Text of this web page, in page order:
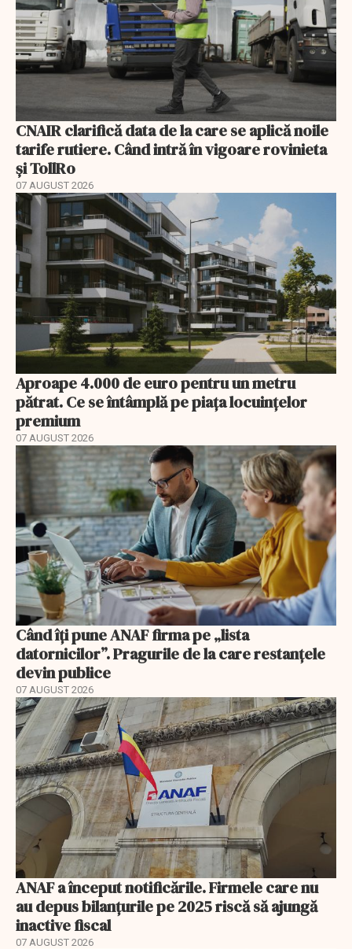
CNAIR clarifică data de la care se aplică noile
tarife rutiere. Când intră în vigoare rovinieta
și TollRo
07 AUGUST 2026
Aproape 4.000 de euro pentru un metru
pătrat. Ce se întâmplă pe piața locuințelor
premium
07 AUGUST 2026
Când îți pune ANAF firma pe „lista
datornicilor”. Pragurile de la care restanțele
devin publice
07 AUGUST 2026
ANAF a început notificările. Firmele care nu
au depus bilanțurile pe 2025 riscă să ajungă
inactive fiscal
07 AUGUST 2026